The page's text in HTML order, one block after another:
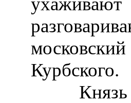
Курбского.
Князь